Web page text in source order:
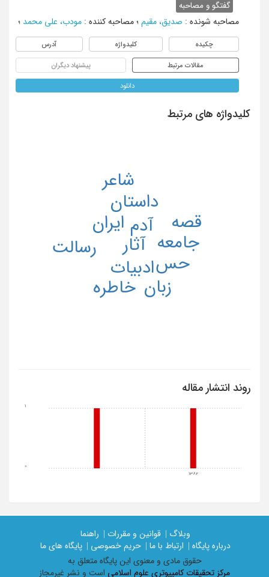
گفتگو و مصاحبه
مصاحبه شونده : صدیق، مقیم ؛ مصاحبه کننده : مودب، علی محمد ؛
چکیده کلیدواژه آدرس
مقالات مرتبط پیشنهاد دیگران
دانلود
کلیدواژه های مرتبط
آثار
آدم
ادبیات
ایران
جامعه
حس
خاطره
داستان
رسالت
زبان
شاعر
قصه
روند انتشار مقاله
1382
0
1
وبلاگ | قوانین و مقررات |
راهنما
درباره پایگاه |
ارتباط با ما | حریم خصوصی |
پایگاه های ما
حقوق مادی و معنوی اين پايگاه متعلق به
مرکز تحقیقات کامپیوتری علوم اسلامی است و نشر غیرمجاز